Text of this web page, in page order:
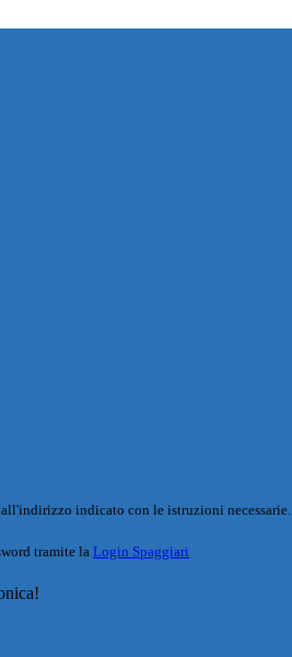
indicato con le istruzioni necessarie.
tramite la Login Spaggiari